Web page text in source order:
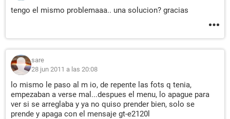
tengo el mismo problemaaa.. una solucion? gracias
sare
28 jun 2011 a las 20:08
lo mismo le paso al m io, de repente las fots q tenia,
empezaban a verse mal...despues el menu, lo apague para
ver si se arreglaba y ya no quiso prender bien, solo se
prende y apaga con el mensaje gt-e2120l